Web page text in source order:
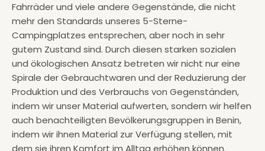
Fahrräder und viele andere Gegenstände, die nicht
mehr den Standards unseres 5-Sterne-
Campingplatzes entsprechen, aber noch in sehr
gutem Zustand sind. Durch diesen starken sozialen
und ökologischen Ansatz betreten wir nicht nur eine
Spirale der Gebrauchtwaren und der Reduzierung der
Produktion und des Verbrauchs von Gegenständen,
indem wir unser Material aufwerten, sondern wir helfen
auch benachteiligten Bevölkerungsgruppen in Benin,
indem wir ihnen Material zur Verfügung stellen, mit
dem sie ihren Komfort im Alltag erhöhen können.